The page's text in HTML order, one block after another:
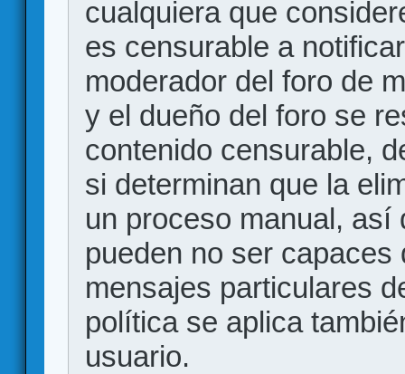
cualquiera que
es censurable a
moderador del foro de
y el dueño del foro se
contenido censurable,
si determinan que la
un proceso manual, así
pueden no ser
mensajes particulares
política se aplica
usuario.